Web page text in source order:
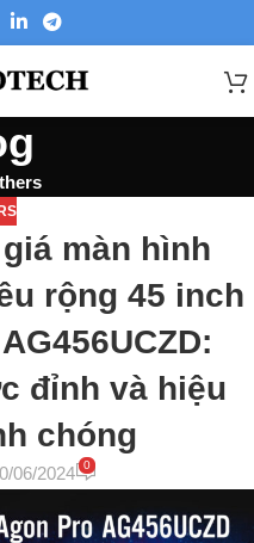
màn hình
rộng 45 inch
đỉnh và hiệu
chóng
06/2024 0